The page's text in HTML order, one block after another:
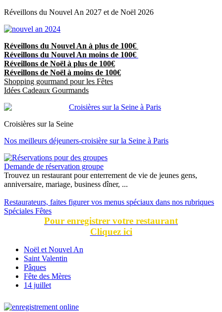
Réveillons du Nouvel An 2027 et de Noël 2026
Réveillons du Nouvel An à plus de 100€
Réveillons du Nouvel An moins de 100€
Réveillons de Noël à plus de 100€
Réveillons de Noël à moins de 100€
Shopping gourmand pour les Fêtes
Idées Cadeaux Gourmands
Croisières sur la Seine
Nos meilleurs déjeuners-croisière sur la Seine à Paris
Demande de réservation groupe
Trouvez un restaurant pour enterrement de vie de jeunes gens,
anniversaire, mariage, business dîner, ...
Restaurateurs, faites figurer vos menus spéciaux dans nos rubriques
Spéciales Fêtes
Pour enregistrer votre restaurant
Cliquez ici
Noël et Nouvel An
Saint Valentin
Pâques
Fête des Mères
14 juillet